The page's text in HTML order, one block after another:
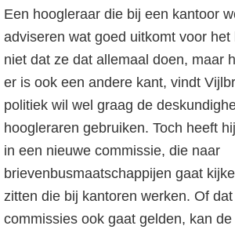
Een hoogleraar die bij een kantoor
adviseren wat goed uitkomt voor het
niet dat ze dat allemaal doen, maar
er is ook een andere kant, vindt
politiek wil wel graag de
hoogleraren gebruiken. Toch heeft
in een nieuwe commissie, die naar
brievenbusmaatschappijen gaat
zitten die bij kantoren werken. Of
commissies ook gaat gelden, kan